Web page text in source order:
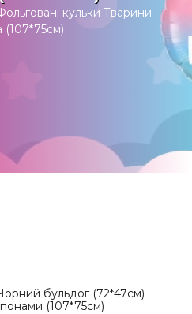
кульки Тварини -
(107*75см)
бульдог (72*47см)
(107*75см)